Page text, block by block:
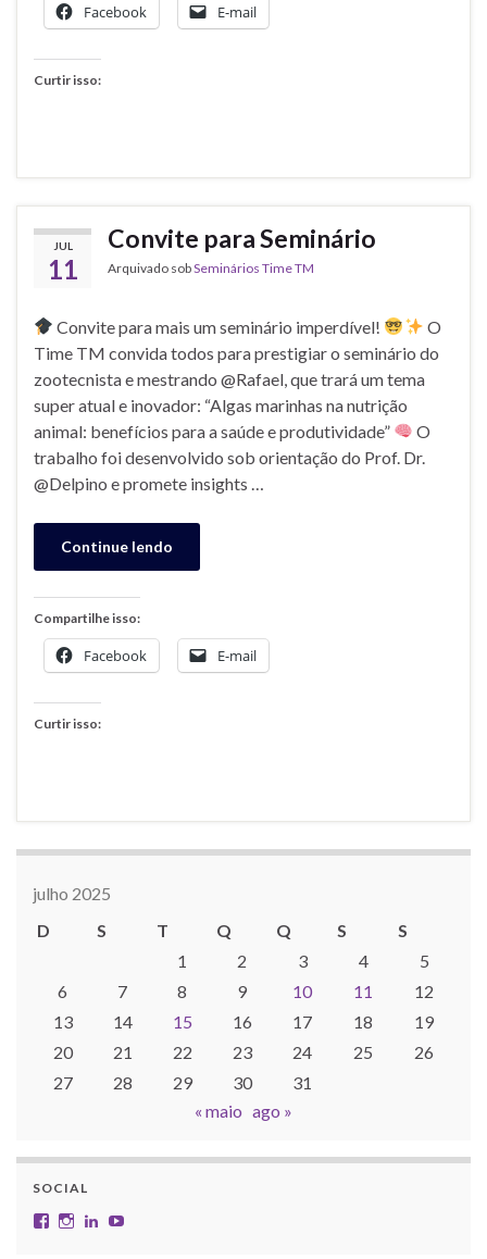
Facebook E-mail
Curtir isso:
JUL
11
Convite para Seminário
Arquivado sobSeminários Time TM
Convite para mais um seminário imperdível!
O
Time TM convida todos para prestigiar o seminário do
zootecnista e mestrando @Rafael, que trará um tema
super atual e inovador: “Algas marinhas na nutrição
animal: benefícios para a saúde e produtividade”
O
trabalho foi desenvolvido sob orientação do Prof. Dr.
@Delpino e promete insights …
Continue lendo
Compartilhe isso:
Facebook E-mail
Curtir isso:
julho 2025
D
S T Q Q S
S
1
2 3 4
5
6
7 8 9 10 11
12
13
14 15 16 17 18
19
20
21 22 23 24 25
26
27
28 29 30
31
« maio ago »
SOCIAL
Facebook
InstagramLinkedIn